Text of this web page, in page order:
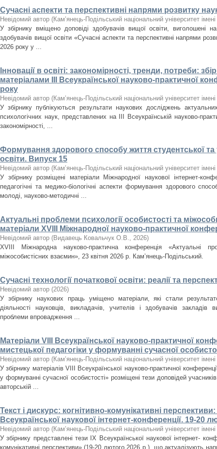
Сучасні аспекти та перспективні напрями розвитку
Невідомий автор (Кам’янець-Подільський національний університет
У збірнику вміщено доповіді здобувачів вищої освіти, виголошені
здобувачів вищої освіти «Сучасні аспекти та перспективні напрями
2026 року у ...
Інновації в освіті: закономірності, тренди, потреби:
матеріалами ІІІ Всеукраїнської науково-практичної
року
Невідомий автор (Кам’янець-Подільський національний університет
У збірнику публікуються результати наукових досліджень
психологічних наук, представлених на ІІІ Всеукраїнській науково-
закономірності, ...
Формування здорового способу життя студентської та
освіти. Випуск 15
Невідомий автор (Кам’янець-Подільський національний університет
У збірнику розміщені матеріали Міжнародної наукової інтернет-
педагогічні та медико-біологічні аспекти формування здорового
молоді, науково-методичні ...
Актуальні проблеми психології особистості та
матеріали XVIIІ Міжнародної науково-практичної
Невідомий автор (Видавець Ковальчук О.В., 2026)
XVІІІ Міжнародна науково-практична конференція «Актуальні
міжособистісних взаємин», 23 квітня 2026 р. Кам’янець-Подільський.
Сучасні технології початкової освіти: реалії та
Невідомий автор (2026)
У збірнику наукових праць уміщено матеріали, які стали
діяльності науковців, викладачів, учителів і здобувачів закладів
проблеми впровадження ...
Матеріали VІІІ Всеукраїнської науково-практичної
мистецької педагогіки у формуванні сучасної
Невідомий автор (Кам’янець-Подільський національний університет
У збірнику матеріалів VІІІ Всеукраїнської науково-практичної
у формуванні сучасної особистості» розміщені тези доповідей
авторській ...
Текст і дискурс: когнітивно-комунікативні
Всеукраїнської наукової інтер­нет-конференції. 19-20
Невідомий автор (Кам’янець-Подільський національний університет
У збірнику представлені тези ІХ Всеукраїнської наукової інтернет-
комунікативні перспективи» (19-20 лютого 2026 р.), що актуалізують